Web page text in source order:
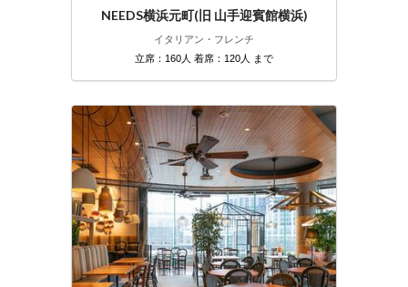
NEEDS横浜元町(旧 山手迎賓館横浜)
イタリアン・フレンチ
立席：160人 着席：120人 まで